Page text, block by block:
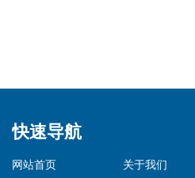
快速导航
网站首页 关于我们